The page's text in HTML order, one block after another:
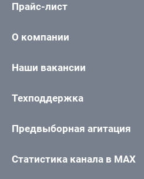
Прайс-лист
О компании
Наши вакансии
Техподдержка
Предвыборная агитация
Статистика канала в MAX